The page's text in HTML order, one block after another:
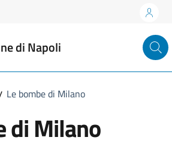
di Napoli
Le bombe di Milano
di Milano